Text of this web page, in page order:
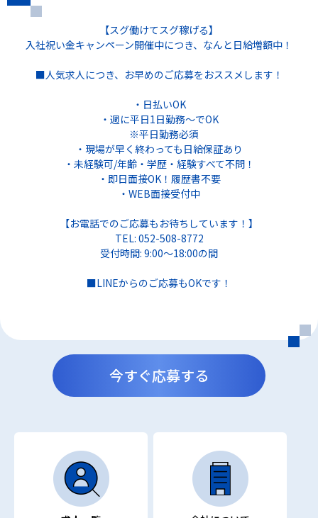
【スグ働けてスグ稼げる】
入社祝い金キャンペーン開催中につき、なんと日給増額中！
■人気求人につき、お早めのご応募をおススメします！
・日払いOK
・週に平日1日勤務～でOK
※平日勤務必須
・現場が早く終わっても日給保証あり
・未経験可/年齢・学歴・経験すべて不問！
・即日面接OK！履歴書不要
・WEB面接受付中
【お電話でのご応募もお待ちしています！】
TEL: 052-508-8772
受付時間: 9:00～18:00の間
■LINEからのご応募もOKです！
今すぐ応募する